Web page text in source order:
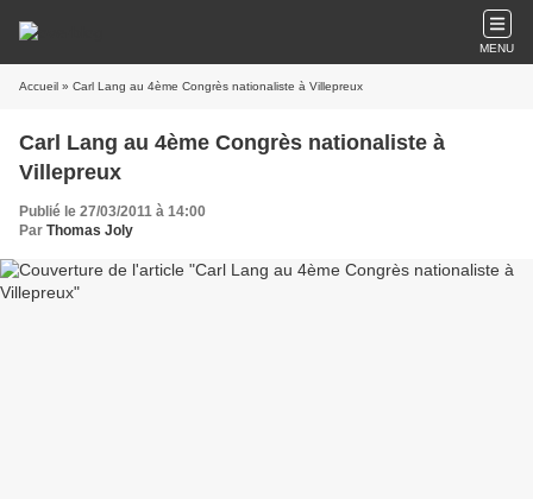
MENU
Accueil » Carl Lang au 4ème Congrès nationaliste à Villepreux
Carl Lang au 4ème Congrès nationaliste à
Villepreux
Publié le 27/03/2011 à 14:00
Par Thomas Joly